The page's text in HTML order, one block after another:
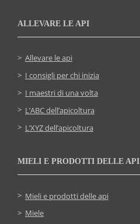
ALLEVARE LE API
Allevare le api
I consigli per chi inizia
I maestri di una volta
L’ABC dell’apicoltura
L’XYZ dell’apicoltura
MIELI E PRODOTTI DELLE API
Mieli e prodotti delle api
Miele